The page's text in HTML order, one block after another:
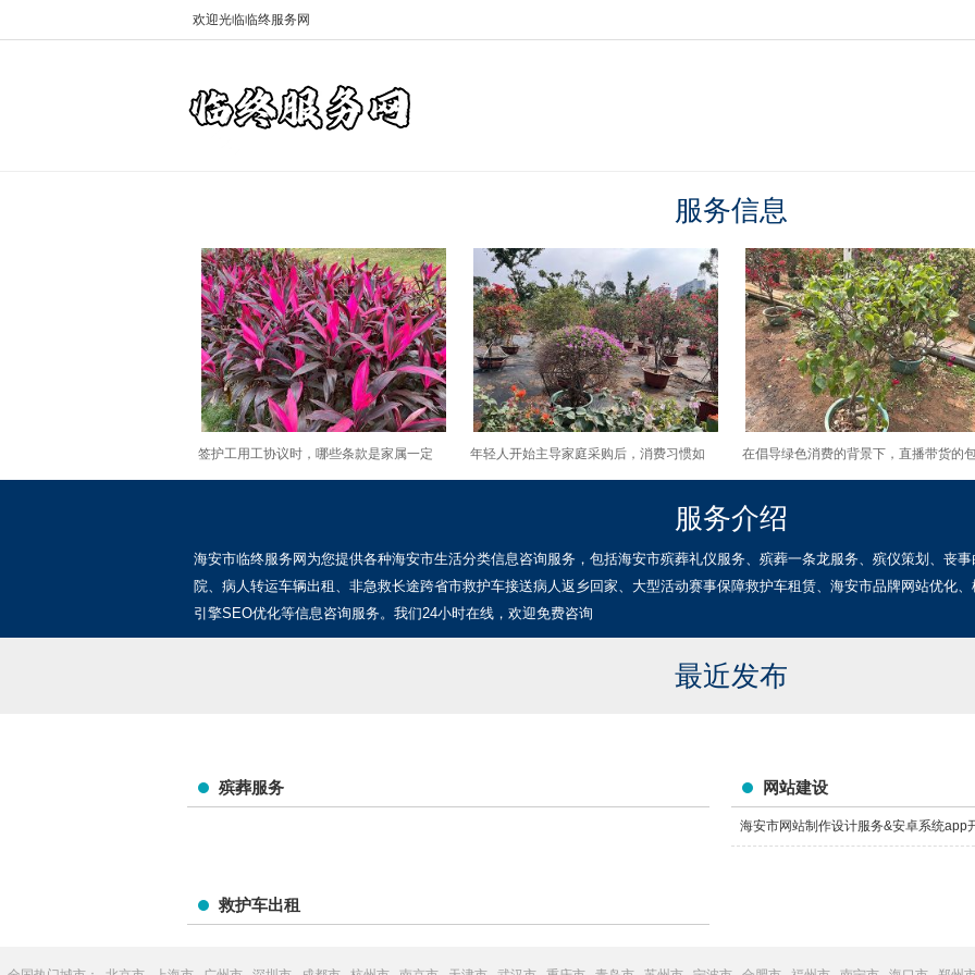
欢迎光临临终服务网
服务信息
签护工用工协议时，哪些条款是家属一定
要核对避免后期扯皮的？
年轻人开始主导家庭采购后，消费习惯如
何反过来影响必需品定价？
在倡导绿色消费的背景下，直播带货的
装与物流环节可优化哪些规范？
服务介绍
海安市临终服务网为您提供各种海安市生活分类信息咨询服务，包括海安市殡葬礼仪服务、殡葬一条龙服务、殡仪策划、丧
院、病人转运车辆出租、非急救长途跨省市救护车接送病人返乡回家、大型活动赛事保障救护车租赁、海安市品牌网站优化
引擎SEO优化等信息咨询服务。我们24小时在线，欢迎免费咨询
最近发布
殡葬服务 网站建设
海安市网站制作设计服务&安卓系统app
救护车出租